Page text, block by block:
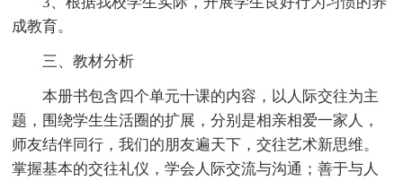
成教育。
三、教材分析
本册书包含四个单元十课的内容，以人际交往为主
题，围绕学生生活圈的扩展，分别是相亲相爱一家人，
师友结伴同行，我们的朋友遍天下，交往艺术新思维。
掌握基本的交往礼仪，学会人际交流与沟通；善于与人